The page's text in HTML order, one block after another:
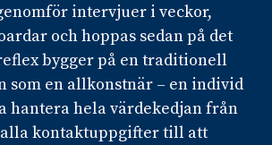
intervjuer i veckor,
och hoppas sedan på det
bygger på en traditionell
som en allkonstnär – en individ
hantera hela värdekedjan från
kontaktuppgifter till att